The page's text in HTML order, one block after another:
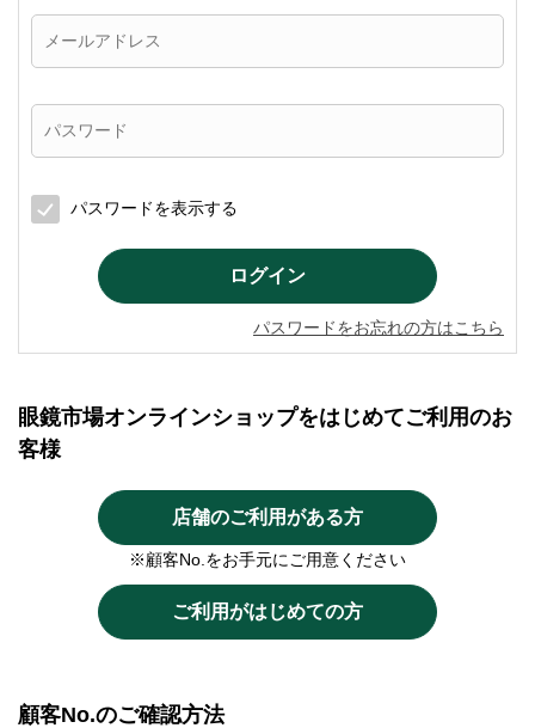
パスワードを表示する
パスワードをお忘れの方はこちら
眼鏡市場オンラインショップをはじめてご利用のお
客様
店舗のご利用がある方
※顧客No.をお手元にご用意ください
ご利用がはじめての方
顧客No.のご確認方法